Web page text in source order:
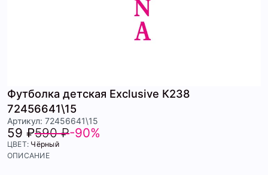
Футболка детская Exclusive К238
72456641\15
Артикул: 72456641\15
59 ₽590 ₽-90%
ЦВЕТ: Чёрный
ОПИСАНИЕ